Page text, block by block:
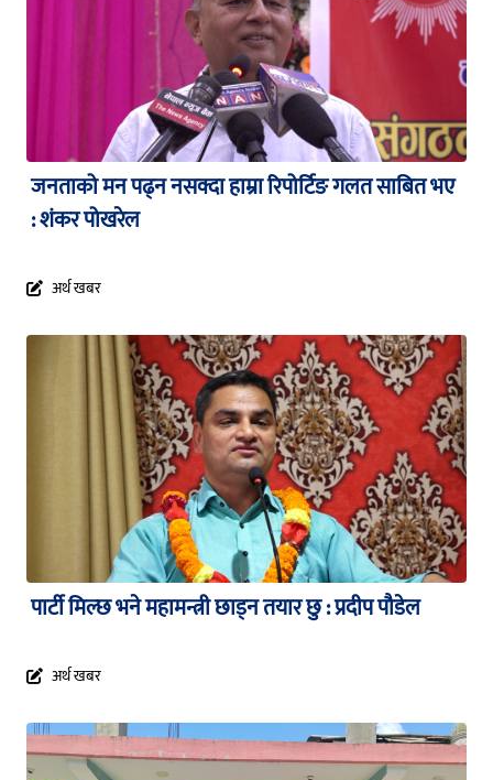
जनताको मन पढ्न नसक्दा हाम्रा रिपोर्टिङ गलत साबित भए
: शंकर पोखरेल
अर्थ खबर
पार्टी मिल्छ भने महामन्त्री छाड्न तयार छु : प्रदीप पौडेल
अर्थ खबर